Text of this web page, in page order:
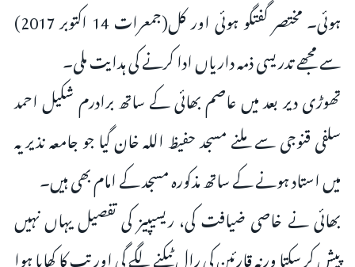
ہوئی‌۔ مختصر گفتگو ہوئی اور کل(جمعرات 14 اکتوبر 2017)
سے مجھے تدریسی ذمہ داریاں ادا کرنے کی ہدایت ملی۔
تھوڑی دیر بعد میں عاصم بھائی کے ساتھ برادرم شکیل احمد
سلفی قنوجی سے ملنے مسجد حفیظ اللہ خان گیا جو جامعہ نذیریہ
میں استاد ہونے کے ساتھ مذکورہ مسجد کے امام بھی ہیں۔
بھائی نے خاصی ضیافت کی، ریسیپیز کی تفصیل یہاں نہیں
پیش کر سکتا ورنہ قارئین کی رال ٹپکنے لگے گی اور تب کا کھایا ہوا